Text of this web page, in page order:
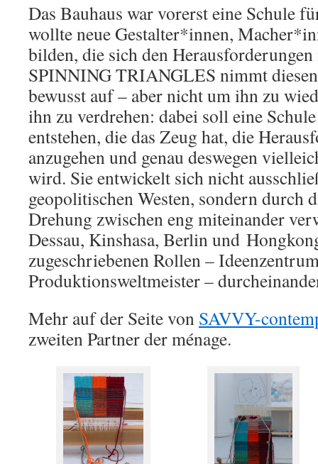
Das Bauhaus war vorerst eine Schule
wollte neue Gestalter*innen,
bilden, die sich den Herausforderungen
SPINNING TRIANGLES nimmt
bewusst auf – aber nicht um ihn zu
ihn zu verdrehen: dabei soll eine
entstehen, die das Zeug hat, die
anzugehen und genau deswegen
wird. Sie entwickelt sich nicht
geopolitischen Westen, sondern durch
Drehung zwischen eng miteinander
Dessau, Kinshasa, Berlin und
zugeschriebenen Rollen –
Produktionsweltmeister –
Mehr auf der Seite von SAVVY-
zweiten Partner der ménage.